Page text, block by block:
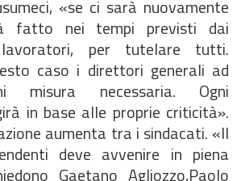
«se ci sarà nuovamente
fatto nei tempi previsti dai
per tutelare tutti.
caso i direttori generali ad
misura necessaria. Ogni
in base alle proprie criticità».
aumenta tra i sindacati. «Il
deve avvenire in piena
Gaetano Agliozzo,Paolo